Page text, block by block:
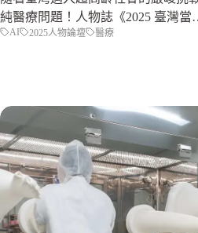
純醫療問題！人物誌《2025 臺灣
AI 2025人物論壇 醫療